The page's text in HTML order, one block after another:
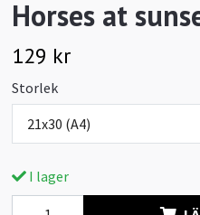
Horses at
129 kr
Storlek
21x30 (A4)
I lager